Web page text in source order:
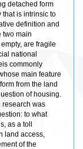
detached form
that is intrinsic to
definition and
two main
are fragile
national
commonly
main feature
from the land
of housing.
research was
to what
as a toll
land access,
of the